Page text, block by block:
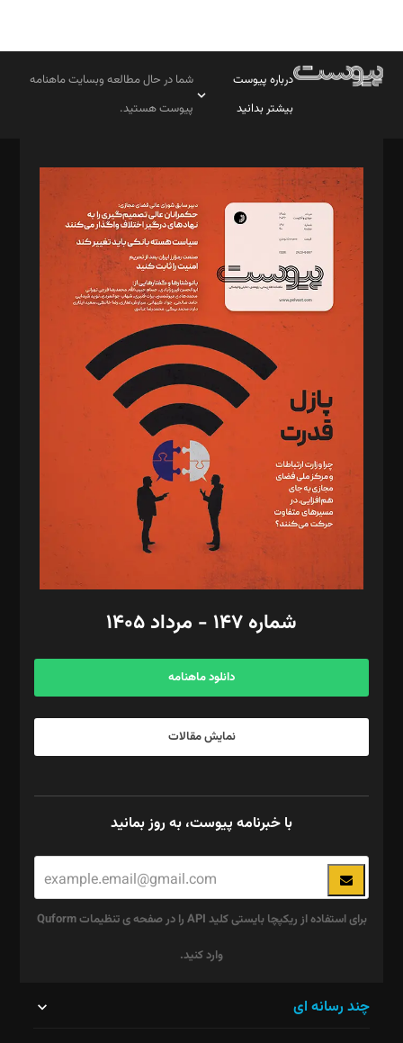
درباره پیوست
بیشتر بدانید
شما در حال مطالعه وبسایت ماهنامه
پیوست هستید.
مدیر مسئول: محمدباقر اثنی‌عشری
سردبیر: مهرک محمودی
دبیر تحریریه: میثم قاسمی
د‌بیر ناداستان: سمانه سمیع
د‌بیر خدمت و تجارت: ابوالفضل رجبی
د‌بیر حقوق فناوری: حسام‌الدین ایپکچی
د‌بیر پیوست جهان: مینا پاکدل
د‌بیر تحریریه آنلاین: بابک نقاش
تحریریه‌: مجتبی محمود‌ی، آرش برهمند، یسنا امان‌پور، سروش کرمیان،
مصطفی مسجدی آرانی، ابوالفضل رجبی، زهرا فکرانه، فائزه فتحی
رستمی،مصطفی باستان
ویرایش: نگار استاد‌‌آقا
طراح یونیفرم: مجید توکلی
فیلمبرداری و عکاسی: امیر شفیعی، مانی لطفی زاده
گرافیک و صفحه‌آرایی: سید‌سبحان‌علی ثابت
مد‌یر توسعه تجاری: کامبیز برید‌
امور مالی: شاپور رهبری، محمد‌ کاظمی‌نیا
آگهی و مشترکین: ۰۹۱۹۹۹۹۰۴۵۴
شماره ۱۴۷ - مرداد ۱۴۰۵
دانلود ماهنامه
نمایش مقالات
با خبرنامه پیوست، به روز بمانید
برای استفاده از ریکپچا بایستی کلید API را در صفحه ی تنظیمات Quform
وارد کنید.
چند رسانه ای